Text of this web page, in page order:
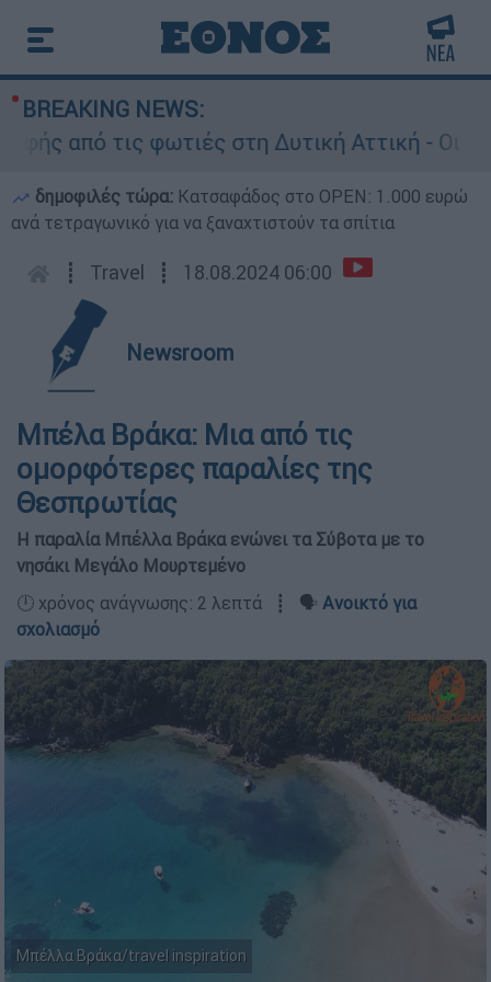
BREAKING NEWS:
από τις φωτιές στη Δυτική Αττική - Οι
δημοφιλές τώρα: Κατσαφάδος στο OPEN: 1.000 ευρώ
ανά τετραγωνικό για να ξαναχτιστούν τα σπίτια
┋ Travel ┋ 18.08.2024 06:00
Newsroom
Μπέλα Βράκα: Μια από τις
ομορφότερες παραλίες της
Θεσπρωτίας
Η παραλία Μπέλλα Βράκα ενώνει τα Σύβοτα με το
νησάκι Μεγάλο Μουρτεμένο
🕛 χρόνος ανάγνωσης: 2 λεπτά ┋ 🗣️ Ανοικτό για
σχολιασμό
Μπέλλα Βράκα/travel inspiration